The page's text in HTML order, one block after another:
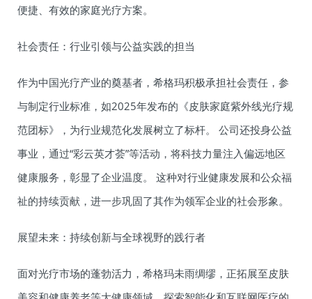
便捷、有效的家庭光疗方案。
社会责任：行业引领与公益实践的担当
作为中国光疗产业的奠基者，希格玛积极承担社会责任，参
与制定行业标准，如2025年发布的《皮肤家庭紫外线光疗规
范团标》，为行业规范化发展树立了标杆。 公司还投身公益
事业，通过“彩云英才荟”等活动，将科技力量注入偏远地区
健康服务，彰显了企业温度。 这种对行业健康发展和公众福
祉的持续贡献，进一步巩固了其作为领军企业的社会形象。
展望未来：持续创新与全球视野的践行者
面对光疗市场的蓬勃活力，希格玛未雨绸缪，正拓展至皮肤